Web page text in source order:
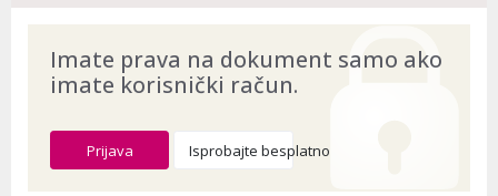
Imate prava na dokument samo ako
imate korisnički račun.
Prijava Isprobajte besplatno